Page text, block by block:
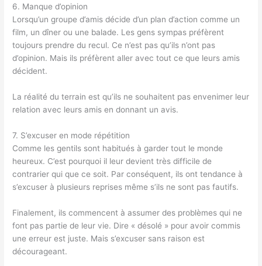
6. Manque d’opinion
Lorsqu’un groupe d’amis décide d’un plan d’action comme un
film, un dîner ou une balade. Les gens sympas préfèrent
toujours prendre du recul. Ce n’est pas qu’ils n’ont pas
d’opinion. Mais ils préfèrent aller avec tout ce que leurs amis
décident.
La réalité du terrain est qu’ils ne souhaitent pas envenimer leur
relation avec leurs amis en donnant un avis.
7. S’excuser en mode répétition
Comme les gentils sont habitués à garder tout le monde
heureux. C’est pourquoi il leur devient très difficile de
contrarier qui que ce soit. Par conséquent, ils ont tendance à
s’excuser à plusieurs reprises même s’ils ne sont pas fautifs.
Finalement, ils commencent à assumer des problèmes qui ne
font pas partie de leur vie. Dire « désolé » pour avoir commis
une erreur est juste. Mais s’excuser sans raison est
décourageant.